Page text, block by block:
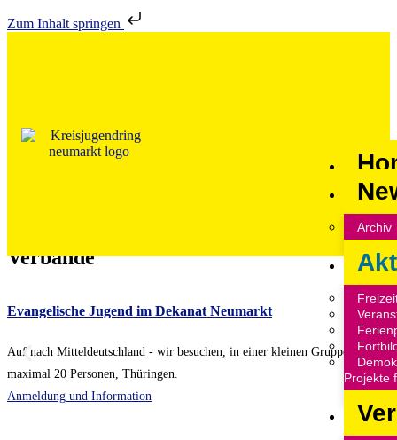
Zum Inhalt springen
Archiv
Projekte
Verbände
Evangelische Jugend im Dekanat Neumarkt
Auf nach Mitteldeutschland - wir besuchen, in einer kleinen Gruppe von
maximal 20 Personen, Thüringen.
Anmeldung und Information